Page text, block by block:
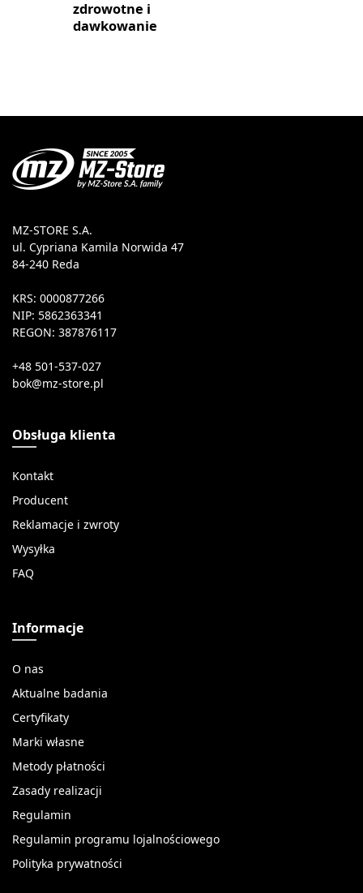
zdrowotne i
dawkowanie
MZ-STORE S.A.
ul. Cypriana Kamila Norwida 47
84-240 Reda
KRS: 0000877266
NIP: 5862363341
REGON: 387876117
+48 501-537-027
Obsługa klienta
Kontakt
Producent
Reklamacje i zwroty
Wysyłka
FAQ
Informacje
O nas
Aktualne badania
Certyfikaty
Marki własne
Metody płatności
Zasady realizacji
Regulamin
Regulamin programu lojalnościowego
Polityka prywatności